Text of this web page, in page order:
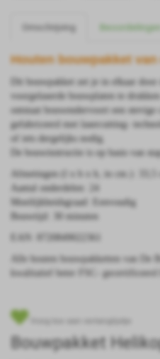
Omschrijving Beoordelingen
Houten bouwpakket
Dit bouwpakket zet je in elkaar
voorgelaserde bouwplaten te
ontstaat bouwendervoort een
gefabriceerd met lasercutting-
of iets dergelijks nodig.
De bouwinstructie is op basis van
Afmetingen (l x b x h, in cm.): 33,5
Aantal onderdelen: 24
Moeilijkheidsgraad: Eenvoudig
Bouwtijd: 30 minuten
8720849022361
Alle houten bouwpakketten van De
kwalitatief beter FSC- gecertificeerd
Voeg toe aan verlanglijstje
Bouwpakket